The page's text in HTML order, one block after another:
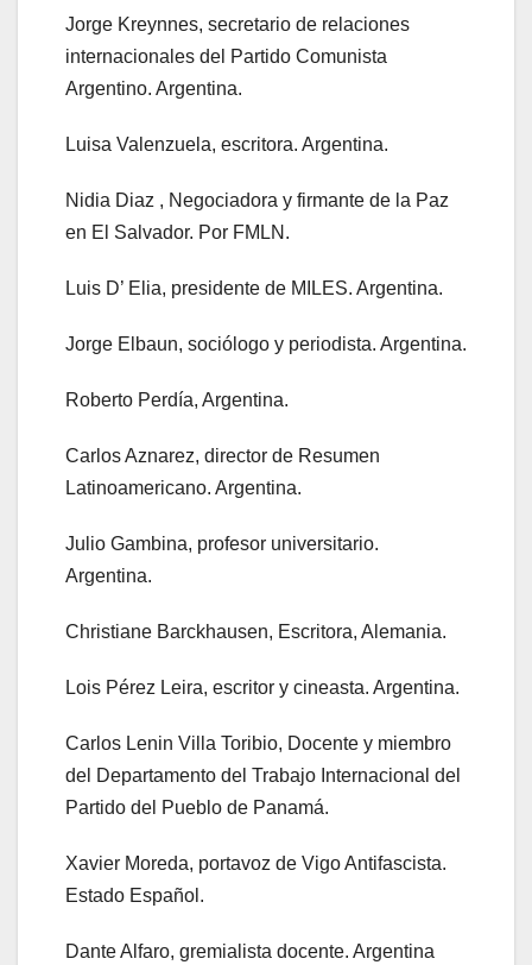
Jorge Kreynnes, secretario de relaciones
internacionales del Partido Comunista
Argentino. Argentina.
Luisa Valenzuela, escritora. Argentina.
Nidia Diaz , Negociadora y firmante de la Paz
en El Salvador. Por FMLN.
Luis D’ Elia, presidente de MILES. Argentina.
Jorge Elbaun, sociólogo y periodista. Argentina.
Roberto Perdía, Argentina.
Carlos Aznarez, director de Resumen
Latinoamericano. Argentina.
Julio Gambina, profesor universitario.
Argentina.
Christiane Barckhausen, Escritora, Alemania.
Lois Pérez Leira, escritor y cineasta. Argentina.
Carlos Lenin Villa Toribio, Docente y miembro
del Departamento del Trabajo Internacional del
Partido del Pueblo de Panamá.
Xavier Moreda, portavoz de Vigo Antifascista.
Estado Español.
Dante Alfaro, gremialista docente. Argentina